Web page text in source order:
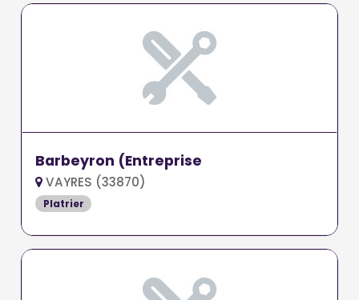
Barbeyron (Entreprise
VAYRES (33870)
Platrier